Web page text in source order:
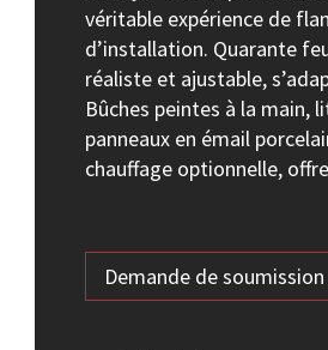
véritable expérience de
d’installation. Quarante
réaliste et ajustable,
Bûches peintes à la main,
panneaux en émail
chauffage optionnelle,
Demande de soumission